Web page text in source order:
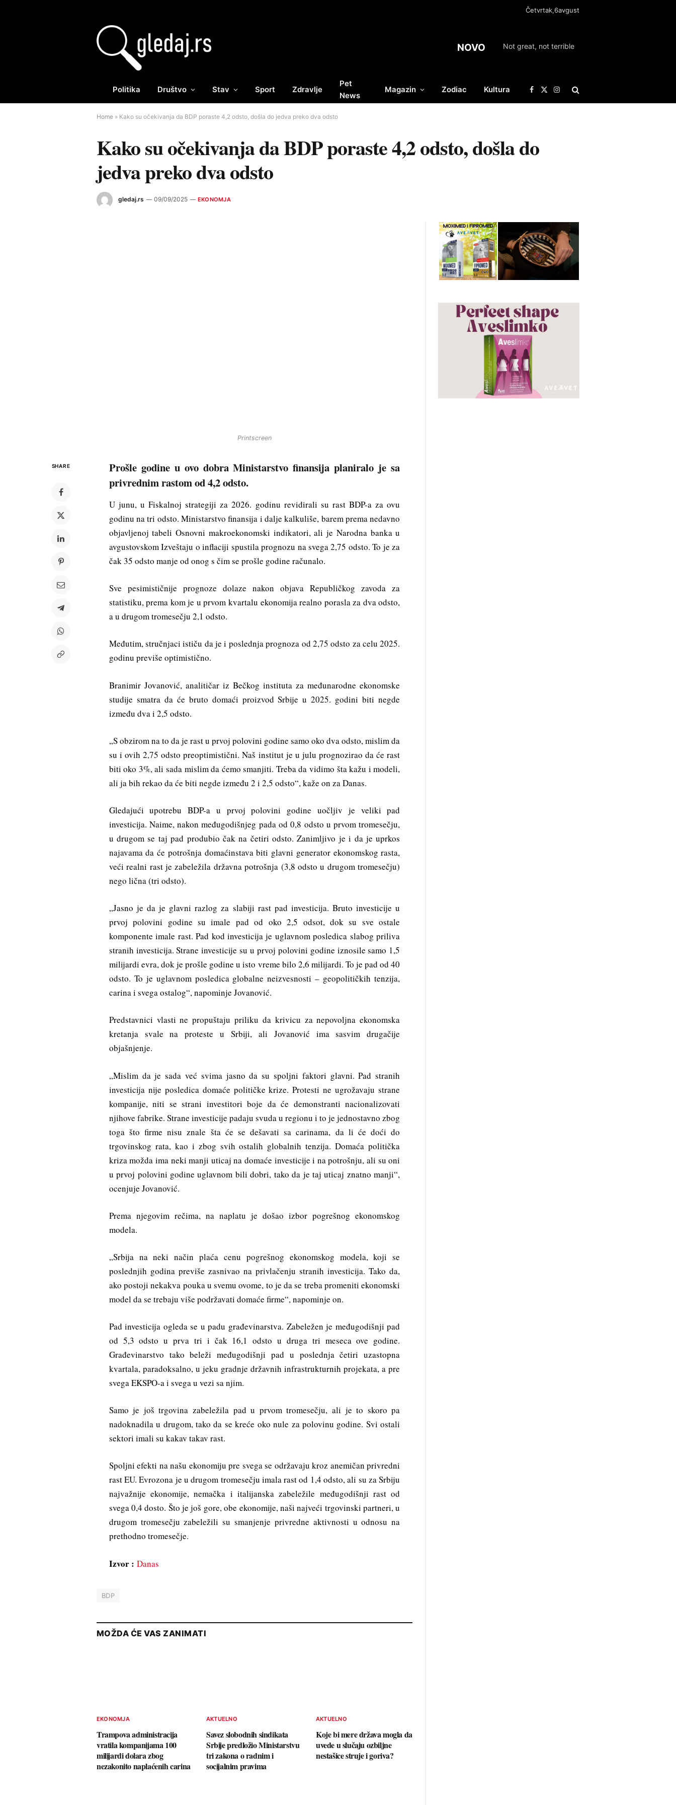
Četvrtak,6avgust
NOVO Not great, not terrible
Politika Društvo Stav Sport Zdravlje
Pet
News
Magazin Zodiac Kultura Facebook
X
(Twitter)
Instagram
Home » Kako su očekivanja da BDP poraste 4,2 odsto, došla do jedva preko dva odsto
Kako su očekivanja da BDP poraste 4,2 odsto, došla do
jedva preko dva odsto
gledaj.rs 09/09/2025 EKONOMJA
Printscreen
SHARE
Prošle godine u ovo dobra Ministarstvo finansija planiralo je sa
privrednim rastom od 4,2 odsto.
U junu, u Fiskalnoj strategiji za 2026. godinu revidirali su rast BDP-a za ovu
godinu na tri odsto. Ministarstvo finansija i dalje kalkuliše, barem prema nedavno
objavljenoj tabeli Osnovni makroekonomski indikatori, ali je Narodna banka u
avgustovskom Izveštaju o inflaciji spustila prognozu na svega 2,75 odsto. To je za
čak 35 odsto manje od onog s čim se prošle godine računalo.
Sve pesimističnije prognoze dolaze nakon objava Republičkog zavoda za
statistiku, prema kom je u prvom kvartalu ekonomija realno porasla za dva odsto,
a u drugom tromesečju 2,1 odsto.
Međutim, stručnjaci ističu da je i poslednja prognoza od 2,75 odsto za celu 2025.
godinu previše optimistično.
Branimir Jovanović, analitičar iz Bečkog instituta za međunarodne ekonomske
studije smatra da će bruto domaći proizvod Srbije u 2025. godini biti negde
između dva i 2,5 odsto.
„S obzirom na to da je rast u prvoj polovini godine samo oko dva odsto, mislim da
su i ovih 2,75 odsto preoptimistični. Naš institut je u julu prognozirao da će rast
biti oko 3%, ali sada mislim da ćemo smanjiti. Treba da vidimo šta kažu i modeli,
ali ja bih rekao da će biti negde između 2 i 2,5 odsto“, kaže on za Danas.
Gledajući upotrebu BDP-a u prvoj polovini godine uočljiv je veliki pad
investicija. Naime, nakon međugodišnjeg pada od 0,8 odsto u prvom tromesečju,
u drugom se taj pad produbio čak na četiri odsto. Zanimljivo je i da je uprkos
najavama da će potrošnja domaćinstava biti glavni generator ekonomskog rasta,
veći realni rast je zabeležila državna potrošnja (3,8 odsto u drugom tromesečju)
nego lična (tri odsto).
„Jasno je da je glavni razlog za slabiji rast pad investicija. Bruto investicije u
prvoj polovini godine su imale pad od oko 2,5 odsot, dok su sve ostale
komponente imale rast. Pad kod investicija je uglavnom posledica slabog priliva
stranih investicija. Strane investicije su u prvoj polovini godine iznosile samo 1,5
milijardi evra, dok je prošle godine u isto vreme bilo 2,6 milijardi. To je pad od 40
odsto. To je uglavnom posledica globalne neizvesnosti – geopolitičkih tenzija,
carina i svega ostalog“, napominje Jovanović.
Predstavnici vlasti ne propuštaju priliku da krivicu za nepovoljna ekonomska
kretanja svale na proteste u Srbiji, ali Jovanović ima sasvim drugačije
objašnjenje.
„Mislim da je sada već svima jasno da su spoljni faktori glavni. Pad stranih
investicija nije posledica domaće političke krize. Protesti ne ugrožavaju strane
kompanije, niti se strani investitori boje da će demonstranti nacionalizovati
njihove fabrike. Strane investicije padaju svuda u regionu i to je jednostavno zbog
toga što firme nisu znale šta će se dešavati sa carinama, da li će doći do
trgovinskog rata, kao i zbog svih ostalih globalnih tenzija. Domaća politička
kriza možda ima neki manji uticaj na domaće investicije i na potrošnju, ali su oni
u prvoj polovini godine uglavnom bili dobri, tako da je taj uticaj znatno manji“,
ocenjuje Jovanović.
Prema njegovim rečima, na naplatu je došao izbor pogrešnog ekonomskog
modela.
„Srbija na neki način plaća cenu pogrešnog ekonomskog modela, koji se
poslednjih godina previše zasnivao na privlačenju stranih investicija. Tako da,
ako postoji nekakva pouka u svemu ovome, to je da se treba promeniti ekonomski
model da se trebaju više podržavati domaće firme“, napominje on.
Pad investicija ogleda se u padu građevinarstva. Zabeležen je međugodišnji pad
od 5,3 odsto u prva tri i čak 16,1 odsto u druga tri meseca ove godine.
Građevinarstvo tako beleži međugodišnji pad u poslednja četiri uzastopna
kvartala, paradoksalno, u jeku gradnje državnih infrastrukturnih projekata, a pre
svega EKSPO-a i svega u vezi sa njim.
Samo je još trgovina zabeležila pad u prvom tromesečju, ali je to skoro pa
nadoknadila u drugom, tako da se kreće oko nule za polovinu godine. Svi ostali
sektori imali su kakav takav rast.
Spoljni efekti na našu ekonomiju pre svega se održavaju kroz anemičan privredni
rast EU. Evrozona je u drugom tromesečju imala rast od 1,4 odsto, ali su za Srbiju
najvažnije ekonomije, nemačka i italijanska zabeležile međugodišnji rast od
svega 0,4 dosto. Što je još gore, obe ekonomije, naši najveći trgovinski partneri, u
drugom tromesečju zabeležili su smanjenje privredne aktivnosti u odnosu na
prethodno tromesečje.
Izvor : Danas
BDP
MOŽDA ĆE VAS ZANIMATI
EKONOMJA
Trampova administracija
vratila kompanijama 100
milijardi dolara zbog
nezakonito naplaćenih carina
AKTUELNO
Savez slobodnih sindikata
Srbije predložio Ministarstvu
tri zakona o radnim i
socijalnim pravima
AKTUELNO
Koje bi mere država mogla da
uvede u slučaju ozbiljne
nestašice struje i goriva?